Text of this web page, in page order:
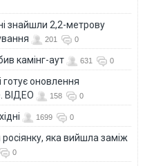
знайшли 2,2-метрову
201 0
камінг-аут 631 0
оновлення
ВІДЕО
158 0
1699 0
росіянку, яка вийшла заміж
0